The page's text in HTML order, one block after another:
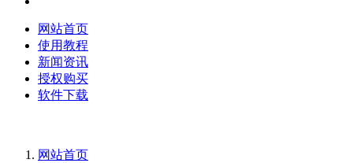
网站首页
使用教程
新闻资讯
授权购买
软件下载
网站首页